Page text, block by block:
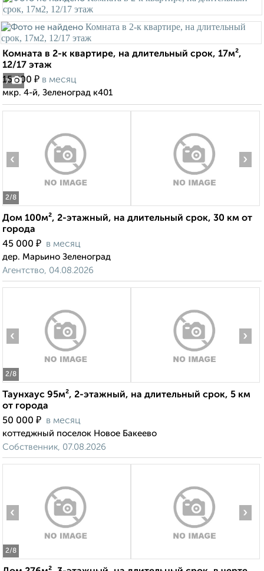
7
Комната в 2-к квартире, на длительный срок, 17м²,
12/17 этаж
15 500 ₽ в месяц
мкр. 4-й, Зеленоград к401
2/8
‹ ›
Дом 100м², 2-этажный, на длительный срок, 30 км от
города
45 000 ₽ в месяц
дер. Марьино Зеленоград
Агентство, 04.08.2026
2/8
‹ ›
Таунхаус 95м², 2-этажный, на длительный срок, 5 км
от города
50 000 ₽ в месяц
коттеджный поселок Новое Бакеево
Собственник, 07.08.2026
2/8
‹ ›